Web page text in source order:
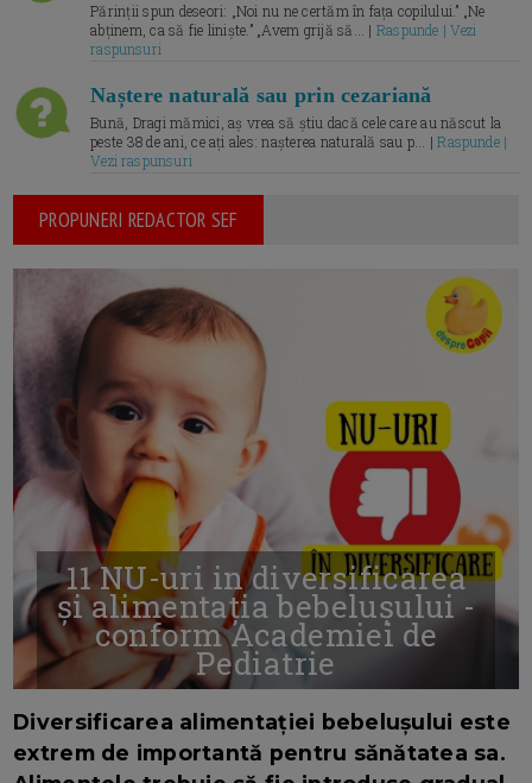
Părinții spun deseori: „Noi nu ne certăm în fața copilului.” „Ne
abținem, ca să fie liniște.” „Avem grijă să... | Raspunde | Vezi
raspunsuri
Naștere naturală sau prin cezariană
Bună, Dragi mămici, aș vrea să știu dacă cele care au născut la
peste 38 de ani, ce ați ales: nașterea naturală sau p... |Raspunde |
Vezi raspunsuri
PROPUNERI REDACTOR SEF
11 NU-uri in diversificarea
și alimentația bebelușului -
conform Academiei de
Pediatrie
Diversificarea alimentației bebelușului este
extrem de importantă pentru sănătatea sa.